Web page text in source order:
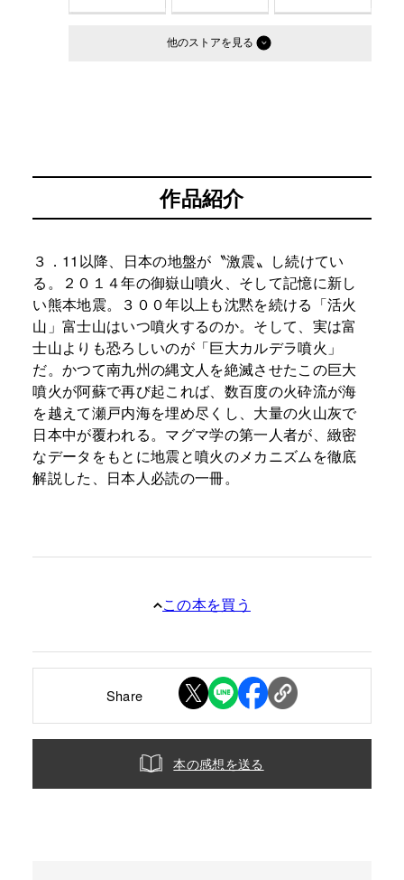
他のストア
作品紹介
３．11以降、日本の地盤が〝激震〟し続けてい
る。２０１４年の御嶽山噴火、そして記憶に新し
い熊本地震。３００年以上も沈黙を続ける「活火
山」富士山はいつ噴火するのか。そして、実は富
士山よりも恐ろしいのが「巨大カルデラ噴火」
だ。かつて南九州の縄文人を絶滅させたこの巨大
噴火が阿蘇で再び起これば、数百度の火砕流が海
を越えて瀬戸内海を埋め尽くし、大量の火山灰で
日本中が覆われる。マグマ学の第一人者が、緻密
なデータをもとに地震と噴火のメカニズムを徹底
解説した、日本人必読の一冊。
この本を買う
Share
本の感想を送る